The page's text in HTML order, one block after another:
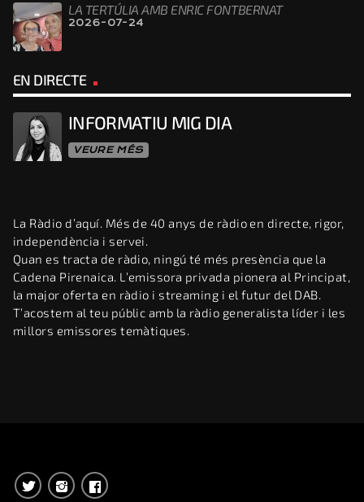
LA TERTÚLIA AMB ENRIC FONTBERNAT
2026-07-24
EN DIRECTE
INFORMATIU MIG DIA
VEURE MÉS
La Ràdio d’aquí. Més de 40 anys de ràdio en directe, rigor,
independència i servei.
Quan es tracta de ràdio, ningú té més presència que la
Cadena Pirenaica. L’emissora privada pionera al Principat,
la major oferta en ràdio i streaming i el futur del DAB.
T’acostem al teu públic amb la ràdio generalista líder i les
millors emissores temàtiques.